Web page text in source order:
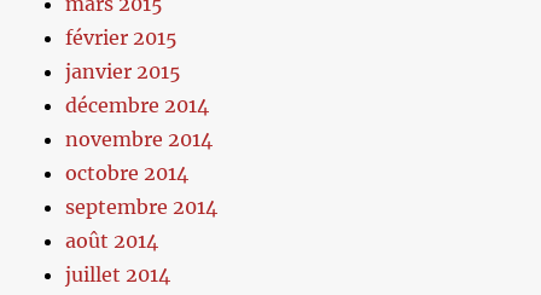
février 2015
janvier 2015
décembre 2014
novembre 2014
octobre 2014
septembre 2014
août 2014
juillet 2014